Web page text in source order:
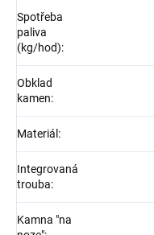
Spotřeba
paliva
(kg/hod):
Obklad
kamen:
Materiál :
Integrovaná
trouba:
Kamna "na